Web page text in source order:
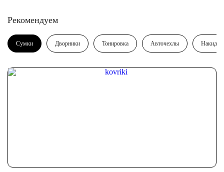
Рекомендуем
Сумки Дворники Тонировка Авточехлы Накидки